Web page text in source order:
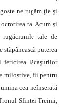
ne rugăm ţie şi
ta. Acum şi
rugăciunile tale de
puterea
lăcaşurilor
milostive, fii pentru
cea neînserată
Sfintei Treimi,